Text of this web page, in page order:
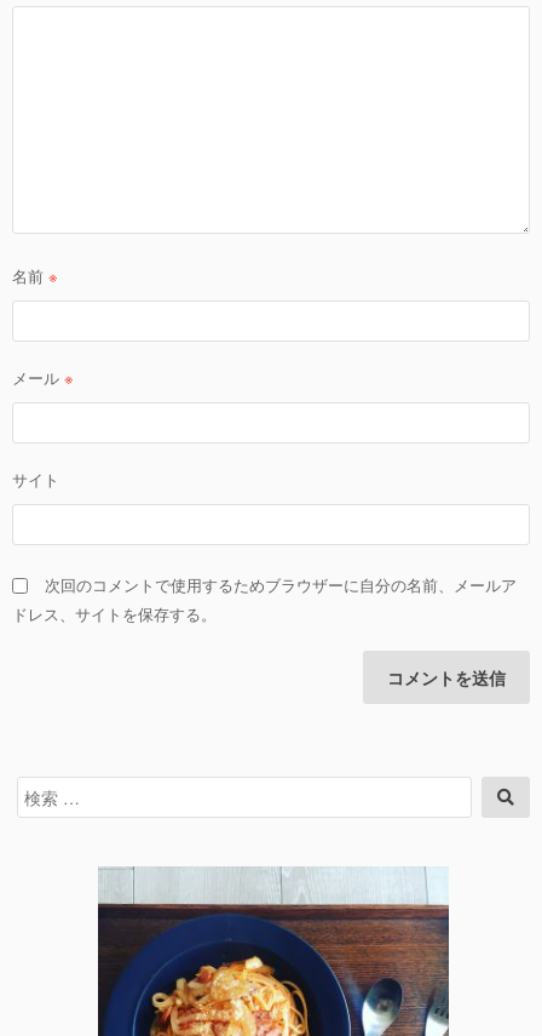
名前 ※
メール ※
サイト
次回のコメントで使用するためブラウザーに自分の名前、メールア
ドレス、サイトを保存する。
検
索
索